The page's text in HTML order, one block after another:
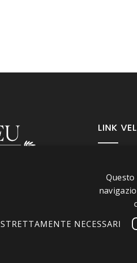
LINK
A
STRETTAMENTE NECESSARI